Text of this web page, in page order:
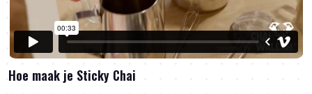
Hoe maak je Sticky Chai